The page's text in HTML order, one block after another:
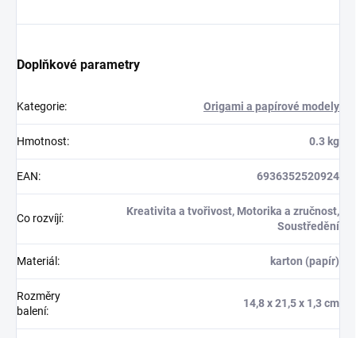
Doplňkové parametry
Kategorie: Origami a papírové modely
Hmotnost: 0.3 kg
EAN: 6936352520924
Co rozvíjí:
Kreativita a tvořivost, Motorika a zručnost,
Soustředění
Materiál : karton (papír)
Rozměry
balení:
14,8 x 21,5 x 1,3 cm